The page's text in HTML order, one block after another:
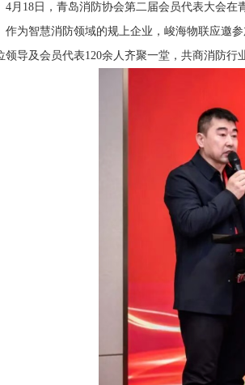
4月18日，青岛消防协会第二届会员代表大会在
作为智慧消防领域的规上企业，峻海物联应邀
领导及会员代表120余人齐聚一堂，共商消防行